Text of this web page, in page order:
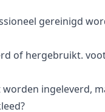
gereinigd
of hergebruikt.
ingeleverd,